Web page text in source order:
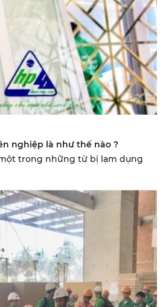
nghiệp là như thế nào ?
trong những từ bị lạm dụng